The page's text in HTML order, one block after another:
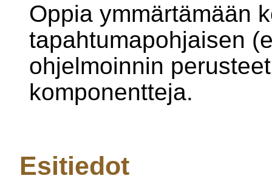
Oppia ymmärtämään
tapahtumapohjaisen
ohjelmoinnin
komponentteja.
Esitiedot